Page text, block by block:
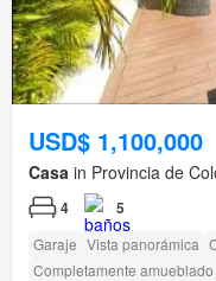
USD$ 1,100,000
Casa in Provincia de
4 5
Garaje Vista panorámica
Completamente amueblado